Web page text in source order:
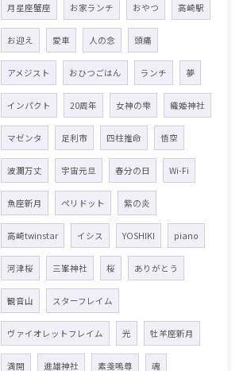
月星座蟹座 お家ランチ おやつ 高崎駅
お迎え 愛車 人の念 頭痛
アメジスト おひつごはん ランチ 夢
インパクト 20周年 女神の雫 織姫神社
マゼンタ 足利市 四柱推命 悟空
波瀾万丈 宇宙元旦 春分の日 Wi-Fi
魚座新月 ペリドット 紫の炎
高崎twinstar イシス YOSHIKI piano
河津桜 三峯神社 桜 ありがとう
観音山 スターフレイム
ヴァイオレットフレイム 光 牡羊座新月
満開 進雄神社 素戔嗚尊 魂